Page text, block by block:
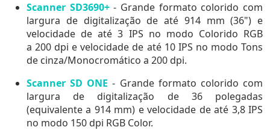
Scanner SD3690+- Grande formato colorido com
largura de digitalização de até 914 mm (36") e
velocidade de até 3 IPS no modo Colorido RGB
a 200 dpi e velocidade de até 10 IPS no modo Tons
de cinza/Monocromático a 200 dpi.
Scanner SD ONE - Grande formato colorido com
largura de digitalização de 36 polegadas
(equivalente a 914 mm) e velocidade de até 3,8 IPS
no modo 150 dpi RGB Color.